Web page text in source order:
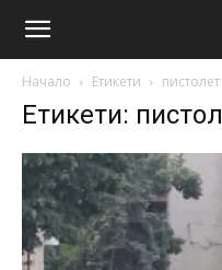
Начало Етикети пистолет
Етикети: